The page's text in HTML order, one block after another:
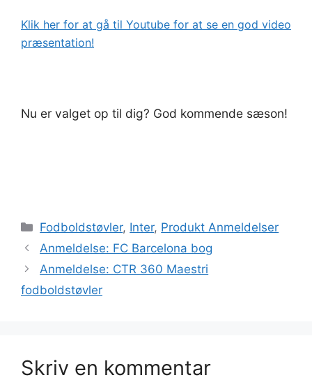
Klik her for at gå til Youtube for at se en god video
præsentation!
Nu er valget op til dig? God kommende sæson!
Kategorier
Fodboldstøvler, Inter, Produkt Anmeldelser
Anmeldelse: FC Barcelona bog
Anmeldelse: CTR 360 Maestri
fodboldstøvler
Skriv en kommentar